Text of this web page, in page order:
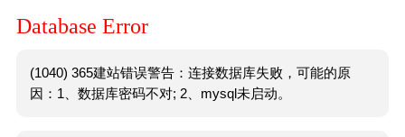
Database Error
(1040) 365建站错误警告：连接数据库失败，可能的原
因：1、数据库密码不对; 2、mysql未启动。